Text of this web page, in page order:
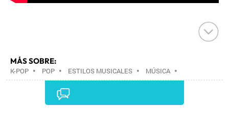
MÁS SOBRE:
K-POP • POP • ESTILOS MUSICALES • MÚSICA •